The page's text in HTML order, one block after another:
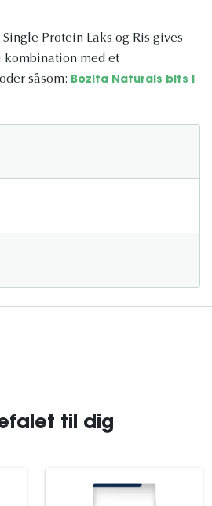
Protein Laks og Ris gives
kombination med et
såsom: Bozita Naturals bits i
til dig